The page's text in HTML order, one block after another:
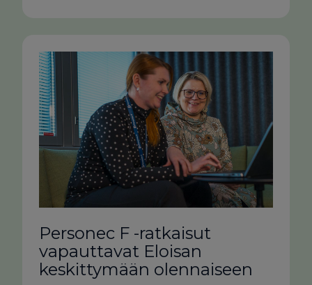
Personec F -ratkaisut
vapauttavat Eloisan
keskittymään olennaiseen